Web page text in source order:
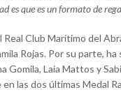
es que es un formato de
Club Marítimo del
Rojas. Por su parte,
Gomila, Laia Mattos y
las dos últimas Medal